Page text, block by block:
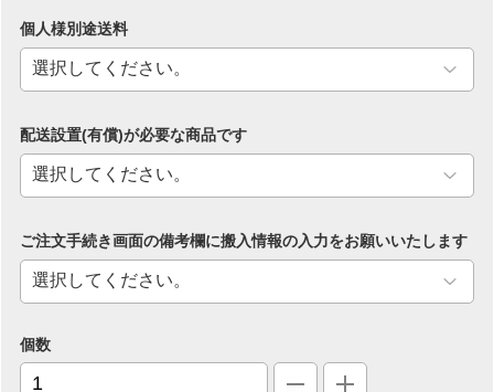
個人様別途送料
配送設置(有償)が必要な商品です
ご注文手続き画面の備考欄に搬入情報の入力をお願いいたします
個数